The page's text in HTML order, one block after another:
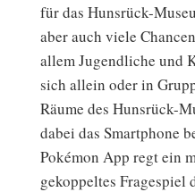
für das Hunsrück-
aber auch viele
allem Jugendliche und
sich allein oder in
Räume des Hunsrück-
dabei das Smartphone
Pokémon App regt ein
gekoppeltes Fragespiel